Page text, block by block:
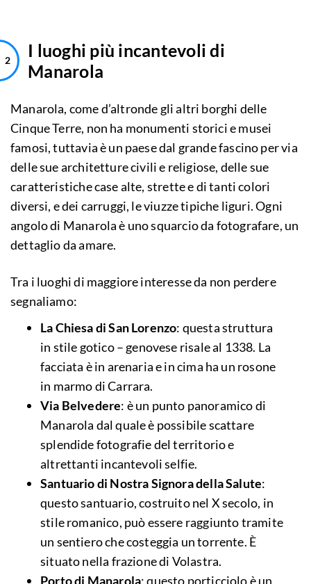
I luoghi più incantevoli di
Manarola
Manarola, come d’altronde gli altri borghi delle
Cinque Terre, non ha monumenti storici e musei
famosi, tuttavia è un paese dal grande fascino per via
delle sue architetture civili e religiose, delle sue
caratteristiche case alte, strette e di tanti colori
diversi, e dei carruggi, le viuzze tipiche liguri. Ogni
angolo di Manarola è uno squarcio da fotografare, un
dettaglio da amare.
Tra i luoghi di maggiore interesse da non perdere
segnaliamo:
La Chiesa di San Lorenzo: questa struttura
in stile gotico – genovese risale al 1338. La
facciata è in arenaria e in cima ha un rosone
in marmo di Carrara.
Via Belvedere: è un punto panoramico di
Manarola dal quale è possibile scattare
splendide fotografie del territorio e
altrettanti incantevoli selfie.
Santuario di Nostra Signora della Salute:
questo santuario, costruito nel X secolo, in
stile romanico, può essere raggiunto tramite
un sentiero che costeggia un torrente. È
situato nella frazione di Volastra.
Porto di Manarola: questo porticciolo è un